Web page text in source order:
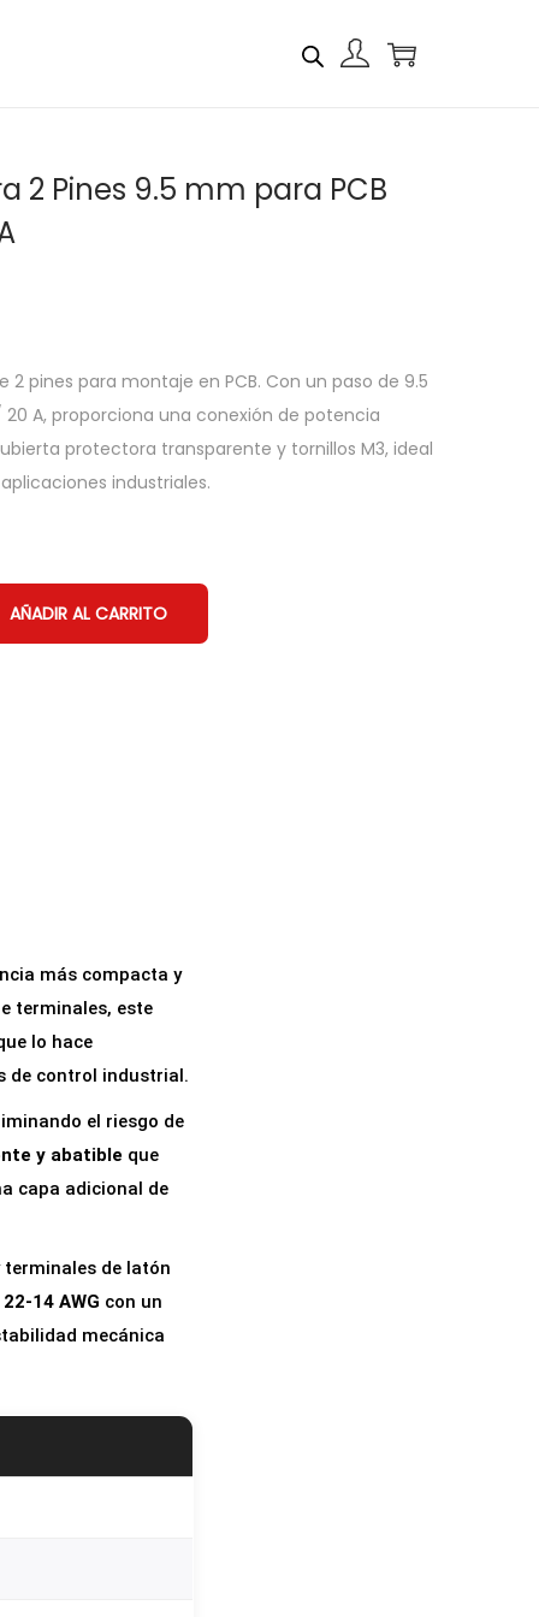
2 Pines 9.5 mm para PCB
2 pines para montaje en PCB. Con un paso de 9.5
A, proporciona una conexión de potencia
protectora transparente y tornillos M3, ideal
industriales.
AÑADIR AL CARRITO
más compacta y
terminales, este
lo hace
de control industrial.
el riesgo de
y abatible que
capa adicional de
de latón
22-14 AWG con un
mecánica